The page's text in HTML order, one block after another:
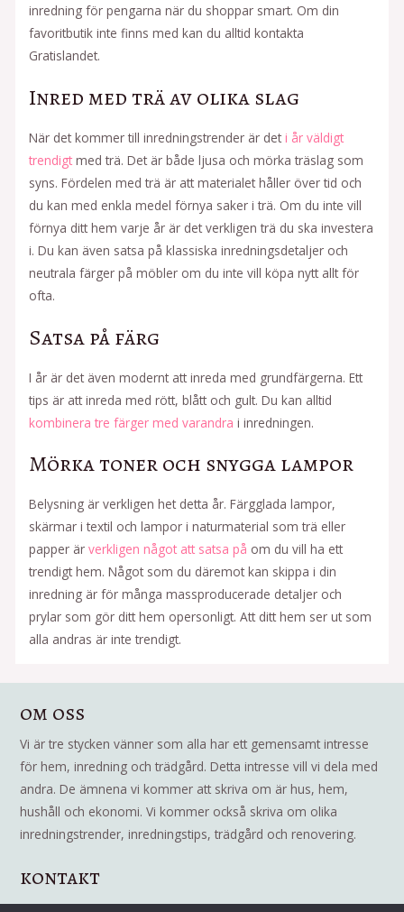
inredning för pengarna när du shoppar smart. Om din
favoritbutik inte finns med kan du alltid kontakta
Gratislandet.
Inred med trä av olika slag
När det kommer till inredningstrender är deti år väldigt
trendigt med trä. Det är både ljusa och mörka träslag som
syns. Fördelen med trä är att materialet håller över tid och
du kan med enkla medel förnya saker i trä. Om du inte vill
förnya ditt hem varje år är det verkligen trä du ska investera
i. Du kan även satsa på klassiska inredningsdetaljer och
neutrala färger på möbler om du inte vill köpa nytt allt för
ofta.
Satsa på färg
I år är det även modernt att inreda med grundfärgerna. Ett
tips är att inreda med rött, blått och gult. Du kan alltid
kombinera tre färger med varandra i inredningen.
Mörka toner och snygga lampor
Belysning är verkligen het detta år. Färgglada lampor,
skärmar i textil och lampor i naturmaterial som trä eller
papper ärverkligen något att satsa på om du vill ha ett
trendigt hem. Något som du däremot kan skippa i din
inredning är för många massproducerade detaljer och
prylar som gör ditt hem opersonligt. Att ditt hem ser ut som
alla andras är inte trendigt.
om oss
Vi är tre stycken vänner som alla har ett gemensamt intresse
för hem, inredning och trädgård. Detta intresse vill vi dela med
andra. De ämnena vi kommer att skriva om är hus, hem,
hushåll och ekonomi. Vi kommer också skriva om olika
inredningstrender, inredningstips, trädgård och renovering.
kontakt